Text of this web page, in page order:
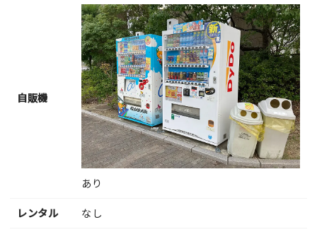
自販機
あり
レンタル なし